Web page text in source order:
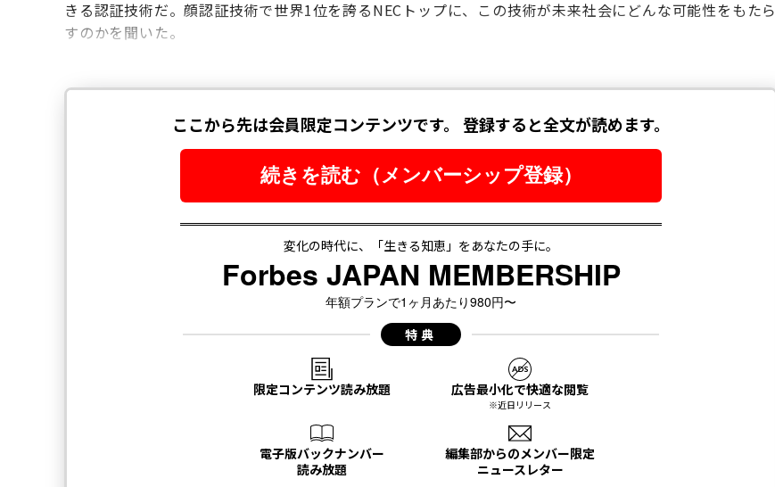
きる認証技術だ。顔認証技術で世界1位を誇るNECトップに、この技術が未来社会にどんな可能性をもたら
すのかを聞いた。